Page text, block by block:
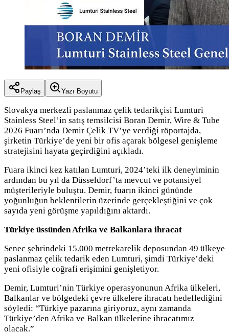
Paylaş Yazı Boyutu
Slovakya merkezli paslanmaz çelik tedarikçisi Lumturi
Stainless Steel’in satış temsilcisi Boran Demir, Wire & Tube
2026 Fuarı’nda Demir Çelik TV’ye verdiği röportajda,
şirketin Türkiye’de yeni bir ofis açarak bölgesel genişleme
stratejisini hayata geçirdiğini açıkladı.
Fuara ikinci kez katılan Lumturi, 2024’teki ilk deneyiminin
ardından bu yıl da Düsseldorf’ta mevcut ve potansiyel
müşterileriyle buluştu. Demir, fuarın ikinci gününde
yoğunluğun beklentilerin üzerinde gerçekleştiğini ve çok
sayıda yeni görüşme yapıldığını aktardı.
Türkiye üssünden Afrika ve Balkanlara ihracat
Senec şehrindeki 15.000 metrekarelik deposundan 49 ülkeye
paslanmaz çelik tedarik eden Lumturi, şimdi Türkiye’deki
yeni ofisiyle coğrafi erişimini genişletiyor.
Demir, Lumturi’nin Türkiye operasyonunun Afrika ülkeleri,
Balkanlar ve bölgedeki çevre ülkelere ihracatı hedeflediğini
söyledi: “Türkiye pazarına giriyoruz, aynı zamanda
Türkiye’den Afrika ve Balkan ülkelerine ihracatımız
olacak.”